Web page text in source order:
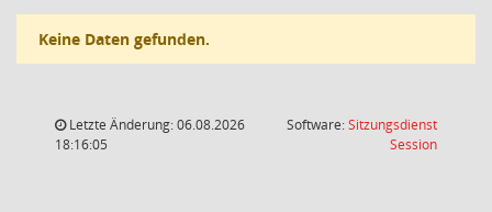
Keine Daten gefunden.
Letzte Änderung: 06.08.2026
18:16:05
Software:Sitzungsdienst
Session(Wird in